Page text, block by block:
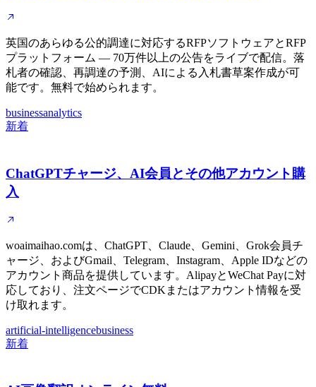
英国のあらゆる公的調達に対応するRFPソフトウェアとRFP
プラットフォーム — 70万件以上の公告をライブで配信。落
札者の確認、再調達の予測、AIによる入札書草案作成が可
能です。無料で始められます。
businessanalytics
新着
ChatGPTチャージ、AI会員とその他アカウント購
入
woaimaihao.comは、ChatGPT、Claude、Gemini、Grok会員チ
ャージ、およびGmail、Telegram、Instagram、Apple IDなどの
アカウント商品を提供しています。AlipayとWeChat Payに対
応しており、注文ページでCDKまたはアカウント情報を受
け取れます。
artificial-intelligencebusiness
新着